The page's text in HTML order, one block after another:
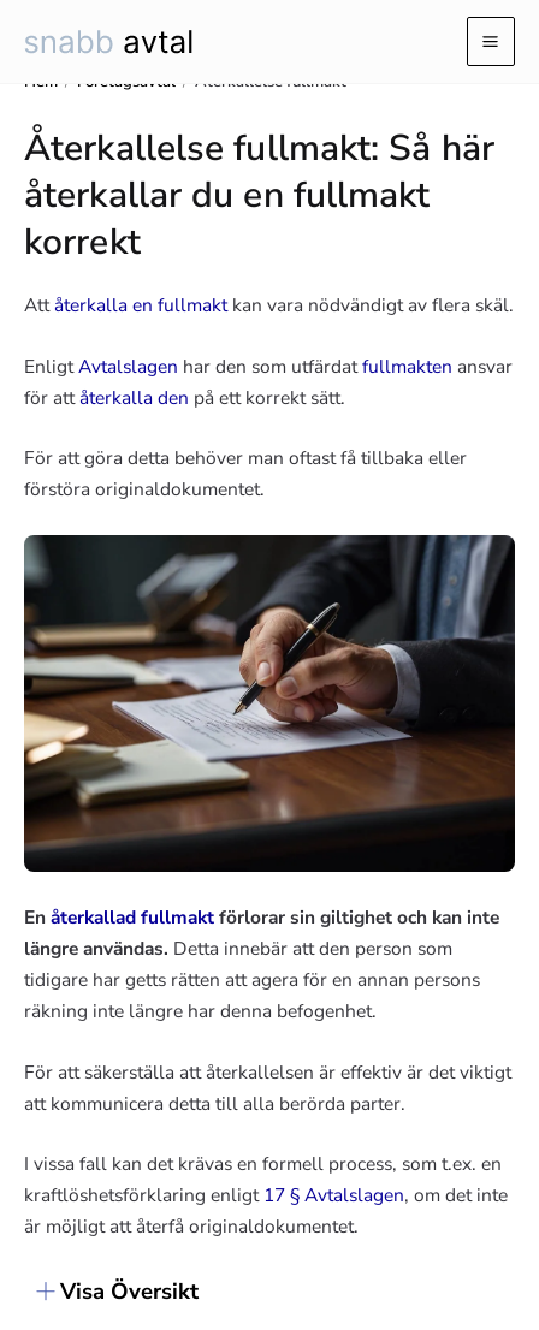
Hem / Företagsavtal / Återkallelse fullmakt
Återkallelse fullmakt: Så här
återkallar du en fullmakt
korrekt
Attåterkalla en fullmaktkan vara nödvändigt av flera skäl.
EnligtAvtalslagen har den som utfärdatfullmakten ansvar
för attåterkalla den på ett korrekt sätt.
För att göra detta behöver man oftast få tillbaka eller
förstöra originaldokumentet.
En återkallad fullmaktförlorar sin giltighet och kan inte
längre användas. Detta innebär att den person som
tidigare har getts rätten att agera för en annan persons
räkning inte längre har denna befogenhet.
För att säkerställa att återkallelsen är effektiv är det viktigt
att kommunicera detta till alla berörda parter.
I vissa fall kan det krävas en formell process, som t.ex. en
kraftlöshetsförklaring enligt 17 § Avtalslagen, om det inte
är möjligt att återfå originaldokumentet.
Visa Översikt